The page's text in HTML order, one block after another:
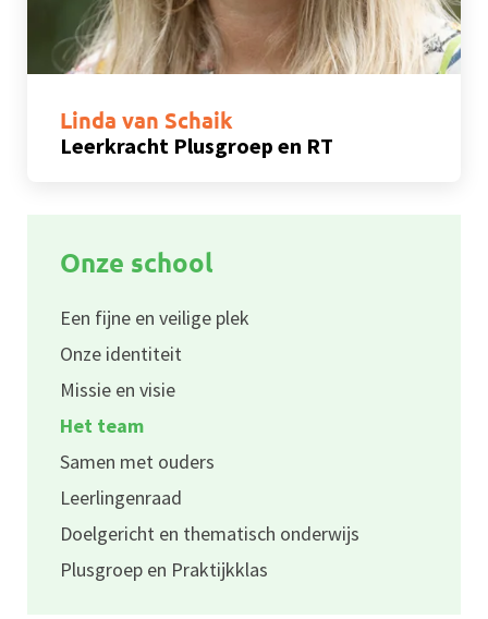
Linda van Schaik
Leerkracht Plusgroep en RT
Onze school
Een fijne en veilige plek
Onze identiteit
Missie en visie
Het team
Samen met ouders
Leerlingenraad
Doelgericht en thematisch onderwijs
Plusgroep en Praktijkklas